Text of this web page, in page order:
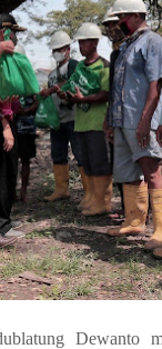
Dewanto